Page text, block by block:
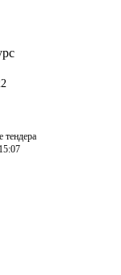
тендера